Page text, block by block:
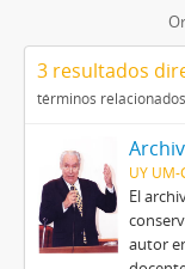
3 resultados
términos relacionados
UY UM-
El
autor